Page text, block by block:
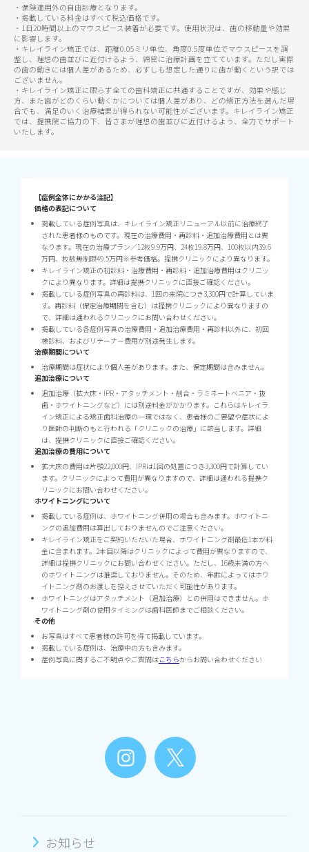
・保険適用外の自由診療となります。
・掲載している料金はすべて税込価格です。
・1日20時間以上のマウスピース装着が必要です。使用状況は、歯の移動量や効果
に影響します。
・キレイライン矯正では、距離0.05ミリ単位、角度0.5度単位でマウスピースを調
整し、理想の歯並びに近付けるよう、綿密に治療計画を立てています。ただし実際
の歯の動きには個人差があるため、必ずしも想定した通りに歯が動くという訳では
ございません。
・キレイライン矯正に限らず全ての歯科矯正に共通することですが、効果や感じ
方、また歯がどのくらい動くかについては個人差があり、どの矯正方法を選んだ場
合でも、満足のいく治療結果が得られない可能性がございます。キレイライン矯正
では、提携院ご協力の下、皆さまが理想の歯並びに近付けるよう、全力でサポート
いたします。
【症例全体にかかる注記】
価格の表記について
掲載している症例写真は、キレイライン矯正リニューアル以前に治療終了
された患者様のものです。現在の治療費用・再診料・追加治療費用とは異
なります。現在の治療プラン／12枚9.9万円、24枚19.8万円、100枚以内39.6
万円、枚数無制限49.5万円※参考価格。提携クリニックにより異なります。
キレイライン矯正の初診料・治療費用・再診料・追加治療費用はクリニッ
クにより異なります。詳細は提携クリニックに直接ご確認ください。
掲載している症例写真の再診料は、1回の来院につき3,300円で計算していま
す。再診料（保定治療期間を含む）は提携クリニックにより異なりますの
で、詳細は通われるクリニックにお問い合わせください。
掲載している各症例写真の治療費用・追加治療費用・再診料以外に、初回
検診料、およびリテーナー費用が別途発生します。
治療期間について
治療期間は症状により個人差があります。また、保定期間は含みません。
追加治療について
追加治療（拡大床・IPR・アタッチメント・削合・ラミネートベニア・抜
歯・ホワイトニングなど）には別途料金がかかります。これらはキレイラ
イン矯正による矯正歯科治療の一環ではなく、患者様のご要望や症状によ
り医師の判断のもと行われる「クリニックの治療」に該当します。詳細
は、提携クリニックに直接ご確認ください。
追加治療の費用について
拡大床の費用は片顎22,000円、IPRは1回の処置につき3,300円で計算してい
ます。クリニックによって費用が異なりますので、詳細は通われる提携ク
リニックにお問い合わせください。
ホワイトニングについて
掲載している症例は、ホワイトニング併用の場合も含みます。ホワイトニ
ングの追加費用は算出しておりませんのでご注意ください。
キレイライン矯正をご契約いただいた場合、ホワイトニング剤最低1本が料
金に含まれます。2本目以降はクリニックによって費用が異なりますので、
詳細は提携クリニックにお問い合わせください。ただし、16歳未満の方へ
のホワイトニングは推奨しておりません。そのため、年齢によってはホワ
イトニング剤のお渡しを控えさせていただく可能性があります。
ホワイトニングはアタッチメント（追加治療）との併用はできません。ホ
ワイトニング剤の使用タイミングは歯科医師までご相談ください。
その他
お写真はすべて患者様の許可を得て掲載しています。
掲載している症例は、治療中の方も含みます。
症例写真に関するご不明点やご質問はこちらからお問い合わせください
お知らせ